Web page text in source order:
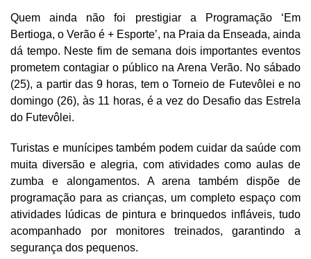
Quem ainda não foi prestigiar a Programação ‘Em
Bertioga, o Verão é + Esporte’, na Praia da Enseada, ainda
dá tempo. Neste fim de semana dois importantes eventos
prometem contagiar o público na Arena Verão. No sábado
(25), a partir das 9 horas, tem o Torneio de Futevôlei e no
domingo (26), às 11 horas, é a vez do Desafio das Estrela
do Futevôlei.
Turistas e munícipes também podem cuidar da saúde com
muita diversão e alegria, com atividades como aulas de
zumba e alongamentos. A arena também dispõe de
programação para as crianças, um completo espaço com
atividades lúdicas de pintura e brinquedos infláveis, tudo
acompanhado por monitores treinados, garantindo a
segurança dos pequenos.